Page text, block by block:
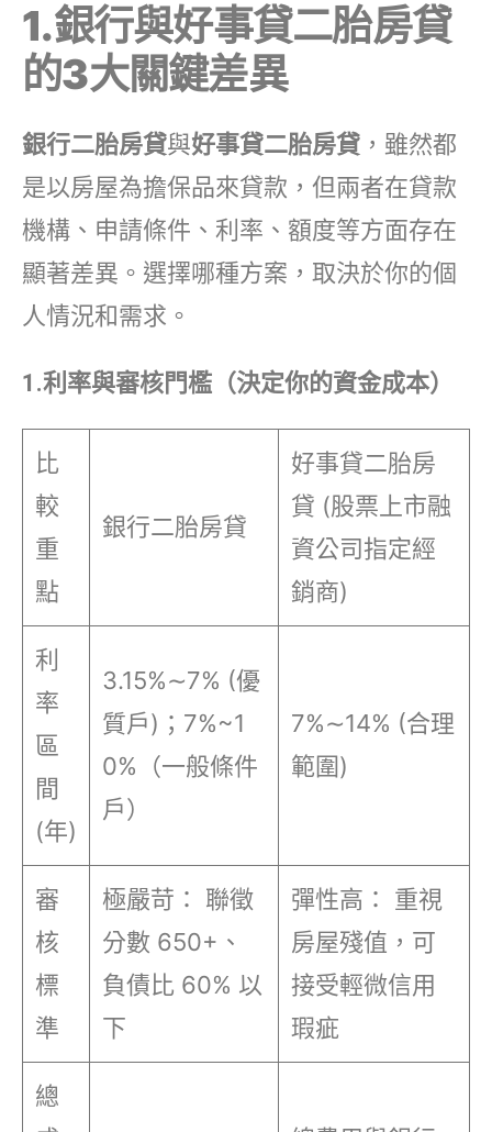
1.銀行與好事貸二胎房貸
的3大關鍵差異
銀行二胎房貸與好事貸二胎房貸 ，雖然都
是以房屋為擔保品來貸款，但兩者在貸款
機構、申請條件、利率、額度等方面存在
顯著差異。選擇哪種方案，取決於你的個
人情況和需求。
1.利率與審核門檻（決定你的資金成本）
比
較
重
點
銀行二胎房貸
好事貸二胎房
貸 (股票上市融
資公司指定經
銷商)
利
率
區
間
(年)
3.15%∼7% (優
質戶)；7%~1
0%（一般條件
戶）
7%∼14% (合理
範圍)
審
核
標
準
極嚴苛： 聯徵
分數 650+、
負債比 60% 以
下
彈性高： 重視
房屋殘值，可
接受輕微信用
瑕疵
總